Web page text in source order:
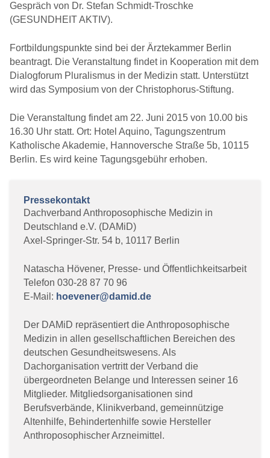
Gespräch von Dr. Stefan Schmidt-Troschke
(GESUNDHEIT AKTIV).
Fortbildungspunkte sind bei der Ärztekammer Berlin
beantragt. Die Veranstaltung findet in Kooperation mit dem
Dialogforum Pluralismus in der Medizin statt. Unterstützt
wird das Symposium von der Christophorus-Stiftung.
Die Veranstaltung findet am 22. Juni 2015 von 10.00 bis
16.30 Uhr statt. Ort: Hotel Aquino, Tagungszentrum
Katholische Akademie, Hannoversche Straße 5b, 10115
Berlin. Es wird keine Tagungsgebühr erhoben.
Pressekontakt
Dachverband Anthroposophische Medizin in
Deutschland e.V. (DAMiD)
Axel-Springer-Str. 54 b, 10117 Berlin
Natascha Hövener, Presse- und Öffentlichkeitsarbeit
Telefon 030-28 87 70 96
E-Mail: hoevener@damid.de
Der DAMiD repräsentiert die Anthroposophische
Medizin in allen gesellschaftlichen Bereichen des
deutschen Gesundheitswesens. Als
Dachorganisation vertritt der Verband die
übergeordneten Belange und Interessen seiner 16
Mitglieder. Mitgliedsorganisationen sind
Berufsverbände, Klinikverband, gemeinnützige
Altenhilfe, Behindertenhilfe sowie Hersteller
Anthroposophischer Arzneimittel.